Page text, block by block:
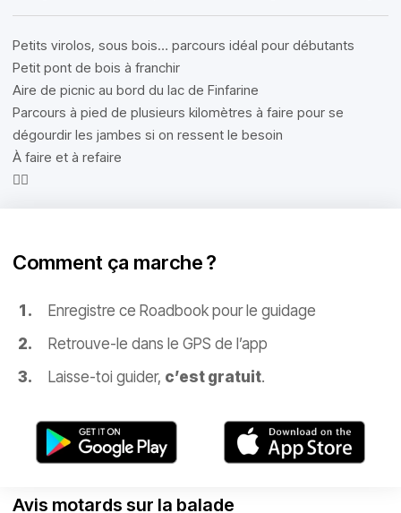
Petits virolos, sous bois… parcours idéal pour débutants
Petit pont de bois à franchir
Aire de picnic au bord du lac de Finfarine
Parcours à pied de plusieurs kilomètres à faire pour se
dégourdir les jambes si on ressent le besoin
À faire et à refaire
👍🏼
Comment ça marche ?
Enregistre ce Roadbook pour le guidage
Retrouve-le dans le GPS de l’app
Laisse-toi guider, c’est gratuit.
Avis motards sur la balade